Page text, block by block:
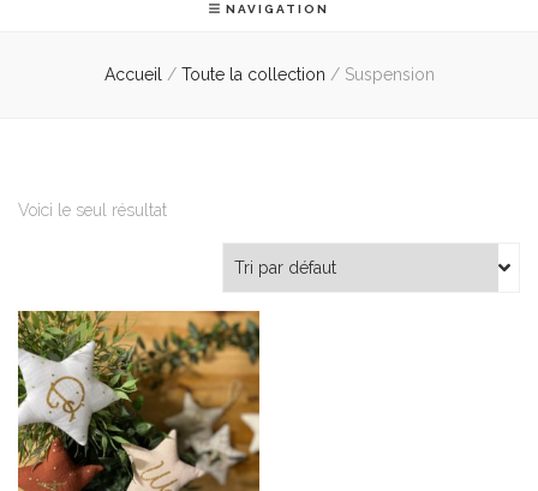
NAVIGATION
Accueil / Toute la collection / Suspension
Voici le seul résultat